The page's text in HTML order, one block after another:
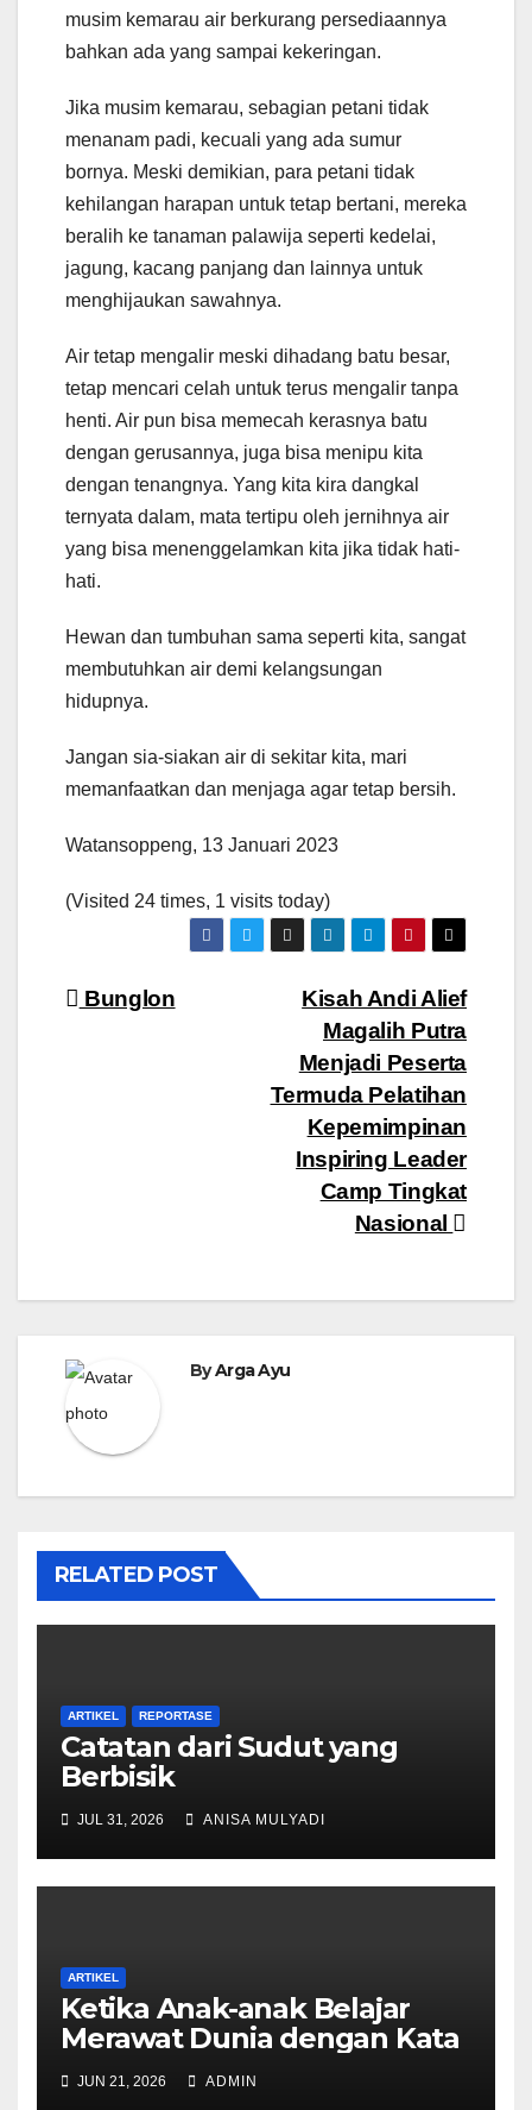
musim kemarau air berkurang persediaannya
bahkan ada yang sampai kekeringan.
Jika musim kemarau, sebagian petani tidak
menanam padi, kecuali yang ada sumur
bornya. Meski demikian, para petani tidak
kehilangan harapan untuk tetap bertani, mereka
beralih ke tanaman palawija seperti kedelai,
jagung, kacang panjang dan lainnya untuk
menghijaukan sawahnya.
Air tetap mengalir meski dihadang batu besar,
tetap mencari celah untuk terus mengalir tanpa
henti. Air pun bisa memecah kerasnya batu
dengan gerusannya, juga bisa menipu kita
dengan tenangnya. Yang kita kira dangkal
ternyata dalam, mata tertipu oleh jernihnya air
yang bisa menenggelamkan kita jika tidak hati-
hati.
Hewan dan tumbuhan sama seperti kita, sangat
membutuhkan air demi kelangsungan
hidupnya.
Jangan sia-siakan air di sekitar kita, mari
memanfaatkan dan menjaga agar tetap bersih.
Watansoppeng, 13 Januari 2023
(Visited 24 times, 1 visits today)
Navigasi
Kisah Andi Alief
Magalih Putra
Menjadi Peserta
Termuda Pelatihan
Kepemimpinan
Inspiring Leader
Camp Tingkat
Nasional
Bunglon
ByArga Ayu
RELATED POST
ARTIKEL REPORTASE
Catatan dari Sudut yang
Berbisik
JUL 31, 2026 ANISA MULYADI
ARTIKEL
Ketika Anak-anak Belajar
Merawat Dunia dengan Kata
JUN 21, 2026 ADMIN